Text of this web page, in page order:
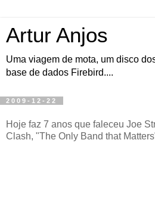
Artur Anjos
Uma viagem de mota, um disco
base de dados Firebird....
2009-12-22
Hoje faz 7 anos que faleceu Joe
Clash, "The Only Band that